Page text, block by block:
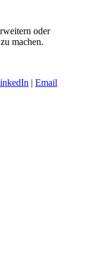
oder
machen.
| Email